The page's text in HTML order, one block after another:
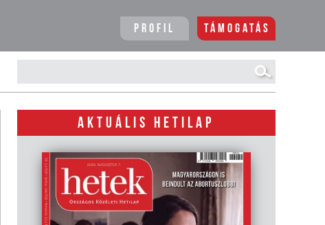
Profil Támogatás
AKTUÁLIS HETILAP